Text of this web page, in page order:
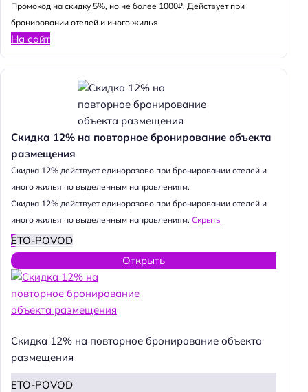
Промокод на скидку 5%, но не более 1000₽. Действует при
бронировании отелей и иного жилья
На сайт
Скидка 12% на повторное бронирование объекта
размещения
Cкидка 12% действует единоразово при бронировании отелей и
иного жилья по выделенным направлениям.
Cкидка 12% действует единоразово при бронировании отелей и
иного жилья по выделенным направлениям. Скрыть
ETO-POVOD
Открыть
Скидка 12% на повторное бронирование объекта
размещения
ETO-POVOD